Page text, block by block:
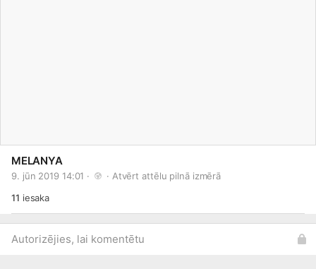
MELANYA
9. jūn 2019 14:01 · · Atvērt attēlu pilnā izmērā
11 iesaka
Autorizējies, lai komentētu